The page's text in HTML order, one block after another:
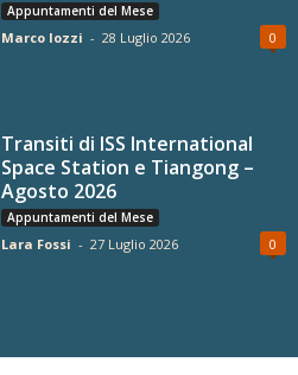
Appuntamenti del Mese
Marco Iozzi - 28 Luglio 2026 0
Transiti di ISS International
Space Station e Tiangong –
Agosto 2026
Appuntamenti del Mese
Lara Fossi - 27 Luglio 2026 0